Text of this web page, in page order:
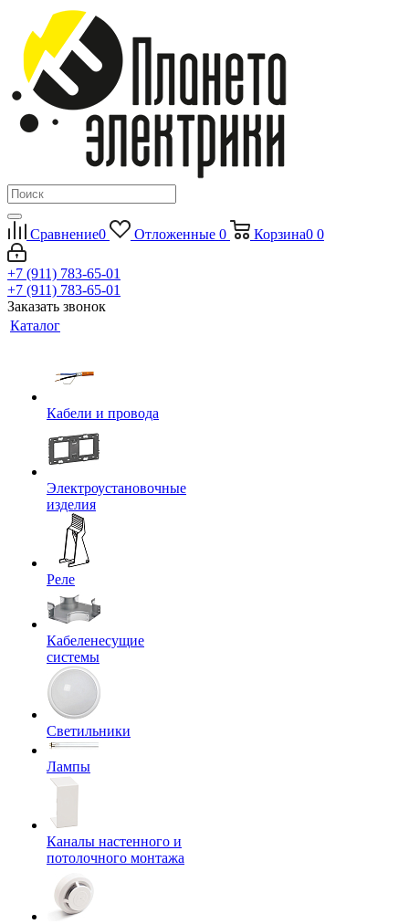
Сравнение0 Отложенные 0 Корзина0 0
+7 (911) 783-65-01
+7 (911) 783-65-01
Заказать звонок
Каталог
Кабели и провода
Электроустановочные
изделия
Реле
Кабеленесущие
системы
Светильники
Лампы
Каналы настенного и
потолочного монтажа